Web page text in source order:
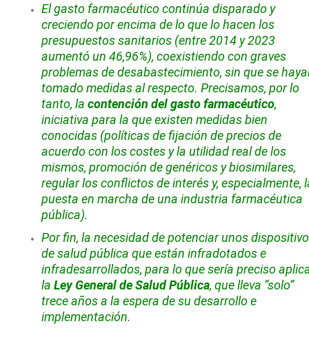
El gasto farmacéutico continúa disparado y
creciendo por encima de lo que lo hacen los
presupuestos sanitarios (entre 2014 y 2023
aumentó un 46,96%), coexistiendo con graves
problemas de desabastecimiento, sin que se
tomado medidas al respecto. Precisamos, por lo
tanto, la contención del gasto farmacéutico,
iniciativa para la que existen medidas bien
conocidas (políticas de fijación de precios de
acuerdo con los costes y la utilidad real de los
mismos, promoción de genéricos y biosimilares,
regular los conflictos de interés y, especialmente,
puesta en marcha de una industria farmacéutica
pública).
Por fin, la necesidad de potenciar unos
de salud pública que están infradotados e
infradesarrollados, para lo que sería preciso
la Ley General de Salud Pública, que lleva “solo”
trece años a la espera de su desarrollo e
implementación.